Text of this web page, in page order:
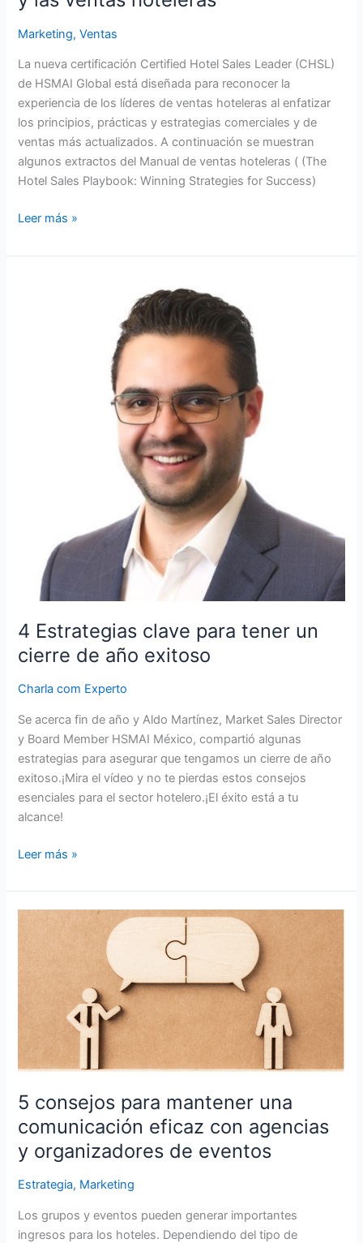
Marketing,Ventas
La nueva certificación Certified Hotel Sales Leader (CHSL)
de HSMAI Global está diseñada para reconocer la
experiencia de los líderes de ventas hoteleras al enfatizar
los principios, prácticas y estrategias comerciales y de
ventas más actualizados. A continuación se muestran
algunos extractos del Manual de ventas hoteleras ( (The
Hotel Sales Playbook: Winning Strategies for Success)
Leer más »
4 Estrategias clave para tener un
cierre de año exitoso
Charla com Experto
Se acerca fin de año y Aldo Martínez, Market Sales Director
y Board Member HSMAI México, compartió algunas
estrategias para asegurar que tengamos un cierre de año
exitoso.¡Mira el vídeo y no te pierdas estos consejos
esenciales para el sector hotelero.¡El éxito está a tu
alcance!
Leer más »
5 consejos para mantener una
comunicación eficaz con agencias
y organizadores de eventos
Estrategia, Marketing
Los grupos y eventos pueden generar importantes
ingresos para los hoteles. Dependiendo del tipo de
5
consejos
para
mantener
comunicación
eficaz
con
agencias
y
organizadores
de
eventos